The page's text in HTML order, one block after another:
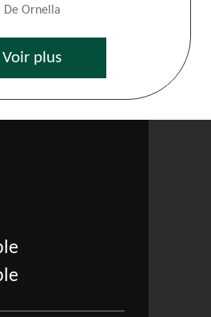
De Ornella
Voir plus